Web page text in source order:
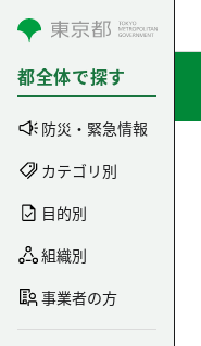
コンテンツにスキップ
都全体で探す
防災・緊急情報
カテゴリ別
目的別
組織別
事業者の方